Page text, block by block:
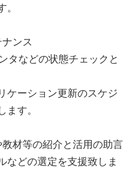
ンス
タなどの状態チェックと
ケーション更新のスケジ
ます。
材等の紹介と活用の助言
などの選定を支援致しま